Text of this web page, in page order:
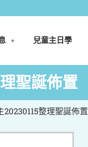
兒童主日學
聖誕佈置
20230115整理聖誕佈置